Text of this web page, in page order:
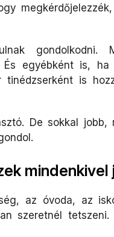
gondolkodni.
És egyébként is,
tinédzserként is
De sokkal
mindenkivel
az óvoda, az
szeretnél